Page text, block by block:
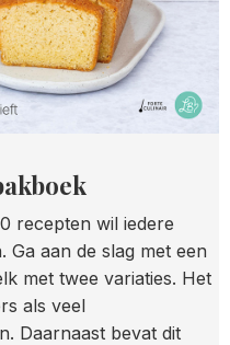
recepten wil iedere
aan de slag met een
met twee variaties. Het
als veel
Daarnaast bevat dit